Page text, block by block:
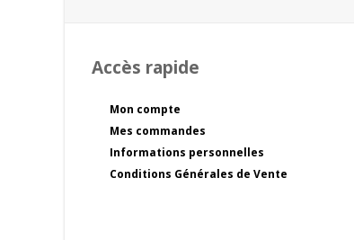
Accès rapide
Mon compte
Mes commandes
Informations personnelles
Conditions Générales de Vente